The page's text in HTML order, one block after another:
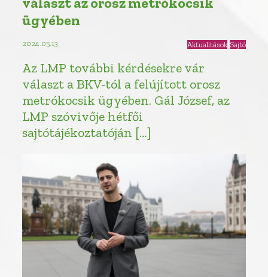
ügyében
2024.05.13. Aktualitások Sajtó
Az LMP további kérdésekre vár
választ a BKV-tól a felújított orosz
metrókocsik ügyében. Gál József, az
LMP szóvivője hétfői
sajtótájékoztatóján […]